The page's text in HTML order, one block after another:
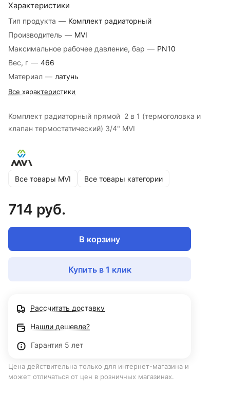
Характеристики
Тип продукта — Комплект радиаторный
Производитель — MVI
Максимальное рабочее давление, бар — PN10
Вес, г — 466
Материал — латунь
Все характеристики
Комплект радиаторный прямой 2 в 1 (термоголовка и
клапан термостатический) 3/4" MVI
Все товары MVI Все товары категории
714 руб.
В корзину
Купить в 1 клик
Рассчитать доставку
Нашли дешевле?
Гарантия 5 лет
Цена действительна только для интернет-магазина и
может отличаться от цен в розничных магазинах.